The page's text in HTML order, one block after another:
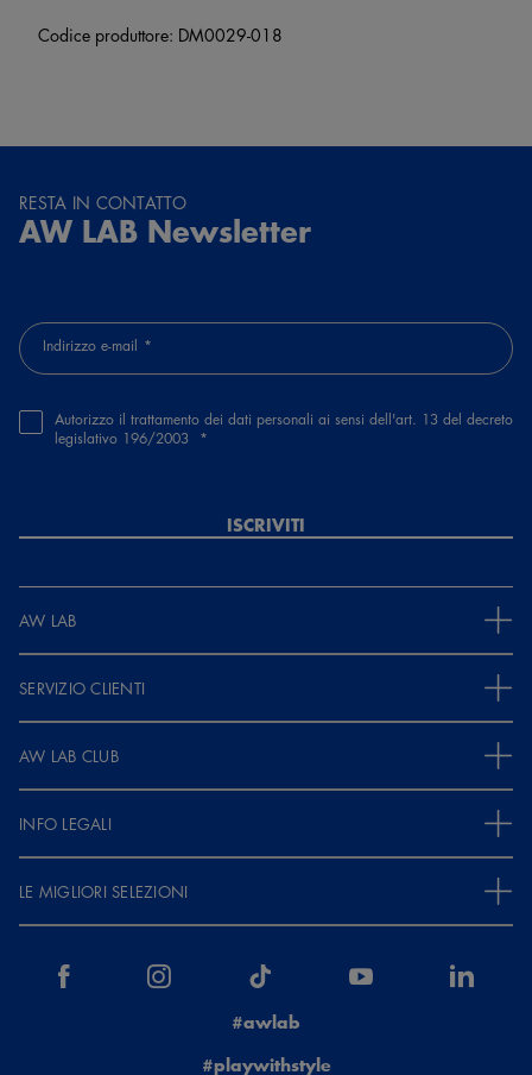
Codice produttore: DM0029-018
RESTA IN CONTATTO
AW LAB Newsletter
Indirizzo e-mail
Autorizzo il trattamento dei dati personali ai sensi dell'art. 13 del decreto
legislativo 196/2003
ISCRIVITI
AW LAB
SERVIZIO CLIENTI
AW LAB CLUB
INFO LEGALI
LE MIGLIORI SELEZIONI
#awlab
#playwithstyle